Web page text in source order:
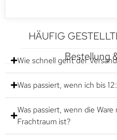
HÄUFIG
Bestellung
Wie schnell geht der
Was passiert, wenn ich bis
Was passiert, wenn die
Frachtraum ist?